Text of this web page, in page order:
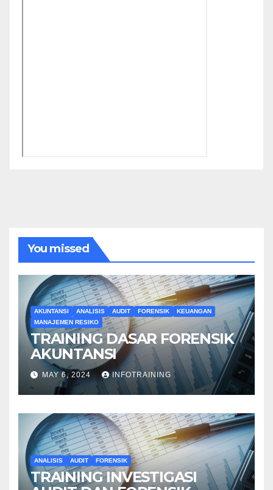
You missed
AKUNTANSI ANALISIS AUDIT FORENSIK
KEUANGAN
MANAJEMEN RESIKO
TRAINING DASAR FORENSIK
AKUNTANSI
MAY 6, 2024 INFOTRAINING
ANALISIS AUDIT FORENSIK
TRAINING INVESTIGASI